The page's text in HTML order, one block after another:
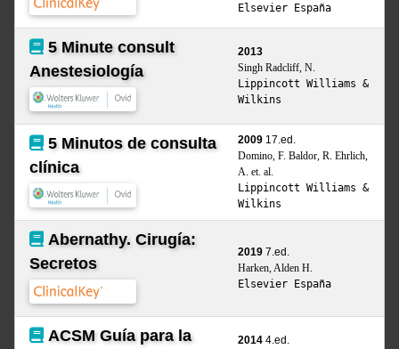
Elsevier España
5 Minute consult
Anestesiología
2013
Singh Radcliff, N.
Lippincott Williams &
Wilkins
5 Minutos de consulta
clínica
2009 17.ed.
Domino, F. Baldor, R. Ehrlich,
A. et. al.
Lippincott Williams &
Wilkins
Abernathy. Cirugía:
Secretos
2019 7.ed.
Harken, Alden H.
Elsevier España
ACSM Guía para la
2014 4.ed.